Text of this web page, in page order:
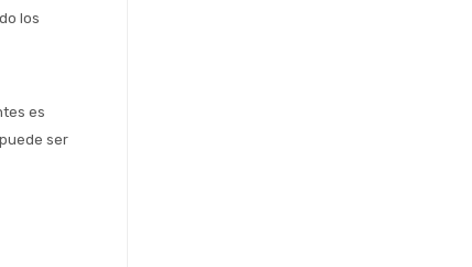
los
es
ser